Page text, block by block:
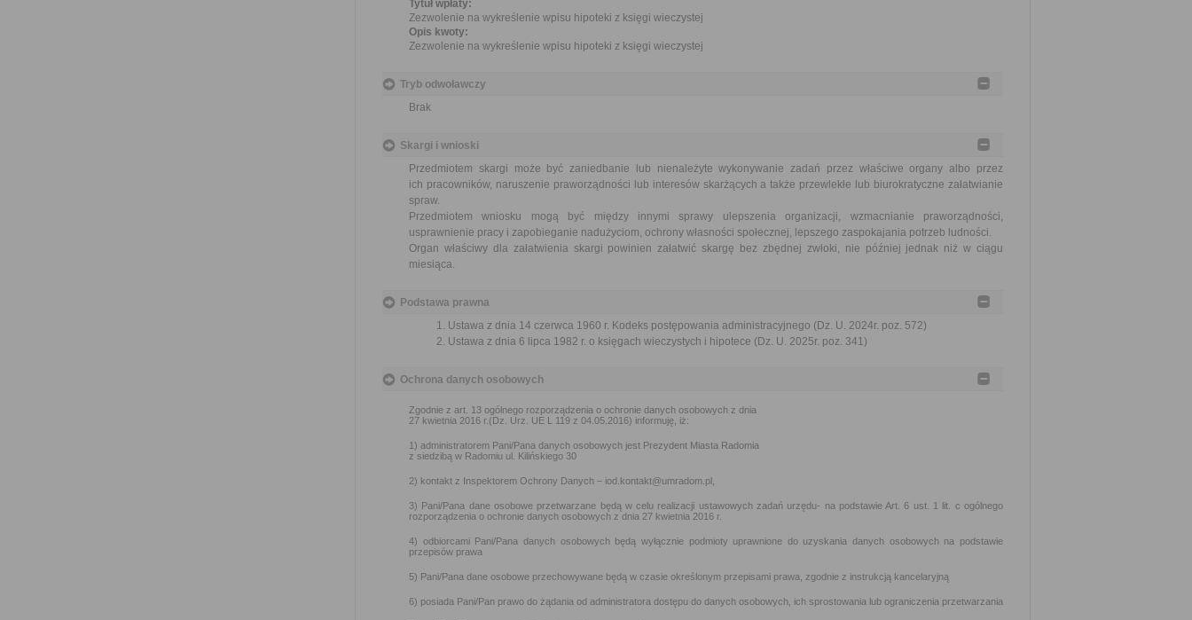
Tytuł wpłaty:
Zezwolenie na wykreślenie wpisu hipoteki z księgi wieczystej
Opis kwoty:
Zezwolenie na wykreślenie wpisu hipoteki z księgi wieczystej
Tryb odwoławczy
Brak
Skargi i wnioski
Przedmiotem skargi może być zaniedbanie lub nienależyte wykonywanie zadań przez właściwe organy albo przez
ich pracowników, naruszenie praworządności lub interesów skarżących a także przewlekłe lub biurokratyczne załatwianie
spraw.
Przedmiotem wniosku mogą być między innymi sprawy ulepszenia organizacji, wzmacnianie praworządności,
usprawnienie pracy i zapobieganie nadużyciom, ochrony własności społecznej, lepszego zaspokajania potrzeb ludności.
Organ właściwy dla załatwienia skargi powinien załatwić skargę bez zbędnej zwłoki, nie później jednak niż w ciągu
miesiąca.
Podstawa prawna
Ustawa z dnia 14 czerwca 1960 r. Kodeks postępowania administracyjnego (Dz. U. 2024r. poz. 572)
Ustawa z dnia 6 lipca 1982 r. o księgach wieczystych i hipotece (Dz. U. 2025r. poz. 341)
Ochrona danych osobowych
Zgodnie z art. 13 ogólnego rozporządzenia o ochronie danych osobowych z dnia
27 kwietnia 2016 r.(Dz. Urz. UE L 119 z 04.05.2016) informuję, iż:
1) administratorem Pani/Pana danych osobowych jest Prezydent Miasta Radomia
z siedzibą w Radomiu ul. Kilińskiego 30
2) kontakt z Inspektorem Ochrony Danych – iod.kontakt@umradom.pl,
3) Pani/Pana dane osobowe przetwarzane będą w celu realizacji ustawowych zadań urzędu- na podstawie Art. 6 ust. 1 lit. c ogólnego
rozporządzenia o ochronie danych osobowych z dnia 27 kwietnia 2016 r.
4) odbiorcami Pani/Pana danych osobowych będą wyłącznie podmioty uprawnione do uzyskania danych osobowych na podstawie
przepisów prawa
5) Pani/Pana dane osobowe przechowywane będą w czasie określonym przepisami prawa, zgodnie z instrukcją kancelaryjną
6) posiada Pani/Pan prawo do żądania od administratora dostępu do danych osobowych, ich sprostowania lub ograniczenia przetwarzania